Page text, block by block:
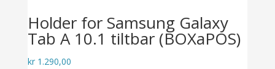
Holder for Samsung Galaxy
Tab A 10.1 tiltbar (BOXaPOS)
kr1.290,00